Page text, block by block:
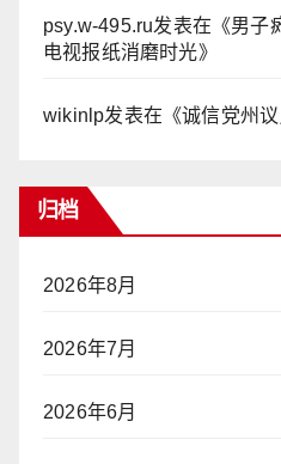
psy.w-495.ru发表在《男子
电视报纸消磨时光》
wikinlp发表在《诚信党州
归档
2026年8月
2026年7月
2026年6月